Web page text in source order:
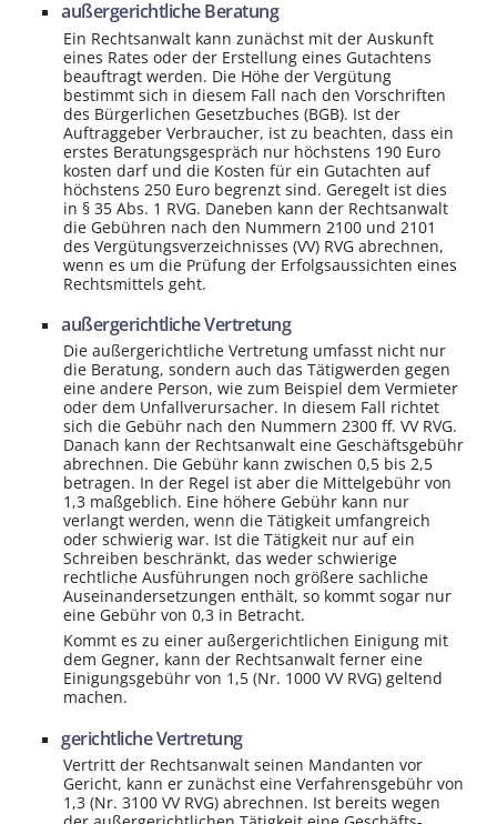
außergerichtliche Beratung
Ein Rechtsanwalt kann zunächst mit der Auskunft
eines Rates oder der Erstellung eines Gutachtens
beauftragt werden. Die Höhe der Vergütung
bestimmt sich in diesem Fall nach den Vorschriften
des Bürgerlichen Gesetz­buches (BGB). Ist der
Auftrag­geber Verbraucher, ist zu beachten, dass ein
erstes Beratungs­gespräch nur höchstens 190 Euro
kosten darf und die Kosten für ein Gutachten auf
höchstens 250 Euro begrenzt sind. Geregelt ist dies
in § 35 Abs. 1 RVG. Daneben kann der Rechtsanwalt
die Gebühren nach den Nummern 2100 und 2101
des Ver­gütungs­verzeichnis­ses (VV) RVG abrechnen,
wenn es um die Prüfung der Erfolgs­aussichten eines
Rechts­mittels geht.
außergerichtliche Vertretung
Die außergerichtliche Vertretung umfasst nicht nur
die Beratung, sondern auch das Tätig­werden gegen
eine andere Person, wie zum Beispiel dem Vermieter
oder dem Unfall­verursacher. In diesem Fall richtet
sich die Gebühr nach den Nummern 2300 ff. VV RVG.
Danach kann der Rechtsanwalt eine Geschäfts­gebühr
abrechnen. Die Gebühr kann zwischen 0,5 bis 2,5
betragen. In der Regel ist aber die Mittel­gebühr von
1,3 maßgeblich. Eine höhere Gebühr kann nur
verlangt werden, wenn die Tätigkeit umfangreich
oder schwierig war. Ist die Tätigkeit nur auf ein
Schreiben beschränkt, das weder schwierige
rechtliche Ausführungen noch größere sachliche
Auseinander­setzungen enthält, so kommt sogar nur
eine Gebühr von 0,3 in Betracht.
Kommt es zu einer außergerichtlichen Einigung mit
dem Gegner, kann der Rechtsanwalt ferner eine
Einigungs­gebühr von 1,5 (Nr. 1000 VV RVG) geltend
machen.
gerichtliche Vertretung
Vertritt der Rechtsanwalt seinen Mandanten vor
Gericht, kann er zunächst eine Verfahrens­gebühr von
1,3 (Nr. 3100 VV RVG) abrechnen. Ist bereits wegen